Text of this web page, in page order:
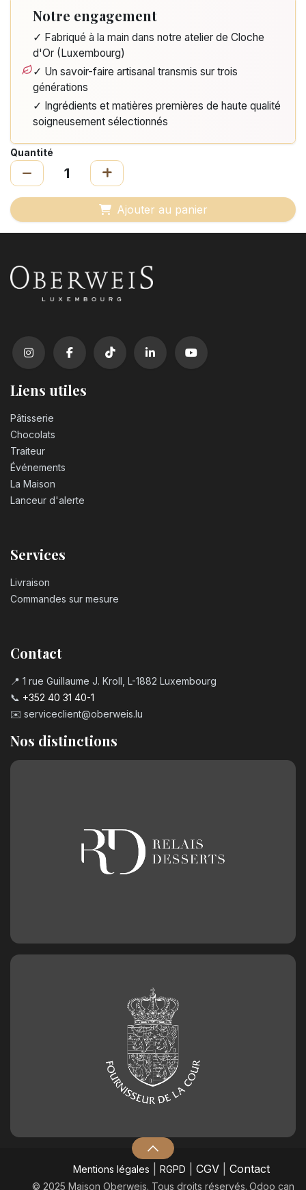
Notre engagement
✓ Fabriqué à la main dans notre atelier de Cloche
d'Or (Luxembourg)
✓ Un savoir-faire artisanal transmis sur trois
générations
✓ Ingrédients et matières premières de haute qualité
soigneusement sélectionnés
Quantité
Ajouter au panier
Liens utiles
Pâtisserie
Chocolats
Traiteur
Événements
La Maison
Lanceur d'alerte
Services
Livraison
Commandes sur mesure
Contact
📍 1 rue Guillaume J. Kroll, L-1882 Luxembourg
📞 +352 40 31 40-1
✉️ serviceclient@oberweis.lu
Nos distinctions
Mentions légales RGPD CGV| Contact
© 2025 Maison Oberweis. Tous droits réservés. ​Odoo can